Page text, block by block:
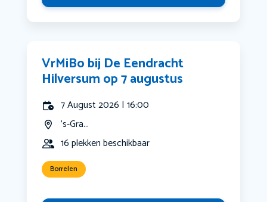
VrMiBo bij De Eendracht
Hilversum op 7 augustus
7 August 2026 | 16:00
's-Gra...
16 plekken beschikbaar
Borrelen